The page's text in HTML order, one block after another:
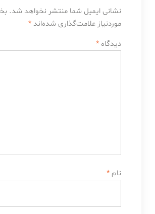
نشانی ایمیل شما منتشر نخواهد شد.
موردنیاز علامت‌گذاری شده‌اند *
دیدگاه *
نام *